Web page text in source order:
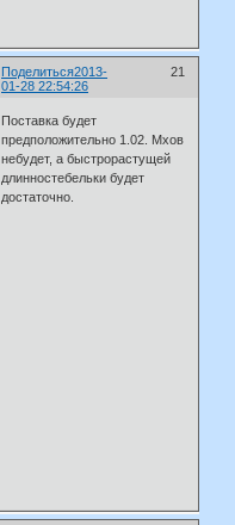
Поделиться 21
2013-
01-28 22:54:26
Поставка будет
предположительно 1.02. Мхов
небудет, а быстрорастущей
длинностебельки будет
достаточно.